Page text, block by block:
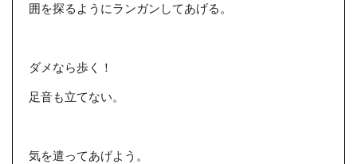
囲を探るようにランガンしてあげる。
ダメなら歩く！
足音も立てない。
気を遣ってあげよう。